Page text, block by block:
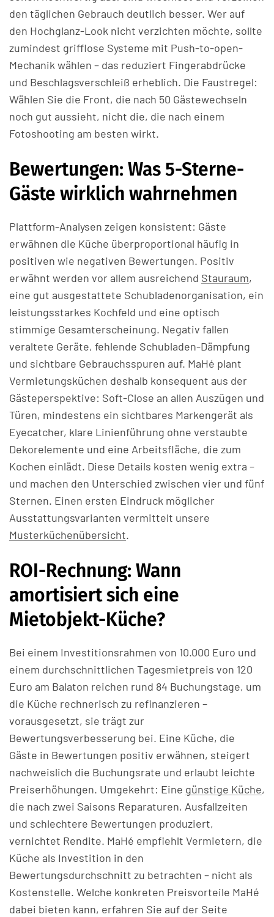
den täglichen Gebrauch deutlich besser. Wer auf
den Hochglanz-Look nicht verzichten möchte, sollte
zumindest grifflose Systeme mit Push-to-open-
Mechanik wählen – das reduziert Fingerabdrücke
und Beschlagsverschleiß erheblich. Die Faustregel:
Wählen Sie die Front, die nach 50 Gästewechseln
noch gut aussieht, nicht die, die nach einem
Fotoshooting am besten wirkt.
Bewertungen: Was 5-Sterne-
Gäste wirklich wahrnehmen
Plattform-Analysen zeigen konsistent: Gäste
erwähnen die Küche überproportional häufig in
positiven wie negativen Bewertungen. Positiv
erwähnt werden vor allem ausreichend Stauraum,
eine gut ausgestattete Schubladenorganisation, ein
leistungsstarkes Kochfeld und eine optisch
stimmige Gesamterscheinung. Negativ fallen
veraltete Geräte, fehlende Schubladen-Dämpfung
und sichtbare Gebrauchsspuren auf. MaHé plant
Vermietungsküchen deshalb konsequent aus der
Gästeperspektive: Soft-Close an allen Auszügen und
Türen, mindestens ein sichtbares Markengerät als
Eyecatcher, klare Linienführung ohne verstaubte
Dekorelemente und eine Arbeitsfläche, die zum
Kochen einlädt. Diese Details kosten wenig extra –
und machen den Unterschied zwischen vier und fünf
Sternen. Einen ersten Eindruck möglicher
Ausstattungsvarianten vermittelt unsere
Musterküchenübersicht.
ROI-Rechnung: Wann
amortisiert sich eine
Mietobjekt-Küche?
Bei einem Investitionsrahmen von 10.000 Euro und
einem durchschnittlichen Tagesmietpreis von 120
Euro am Balaton reichen rund 84 Buchungstage, um
die Küche rechnerisch zu refinanzieren –
vorausgesetzt, sie trägt zur
Bewertungsverbesserung bei. Eine Küche, die
Gäste in Bewertungen positiv erwähnen, steigert
nachweislich die Buchungsrate und erlaubt leichte
Preiserhöhungen. Umgekehrt: Eine günstige Küche,
die nach zwei Saisons Reparaturen, Ausfallzeiten
und schlechtere Bewertungen produziert,
vernichtet Rendite. MaHé empfiehlt Vermietern, die
Küche als Investition in den
Bewertungsdurchschnitt zu betrachten – nicht als
Kostenstelle. Welche konkreten Preisvorteile MaHé
dabei bieten kann, erfahren Sie auf der Seite